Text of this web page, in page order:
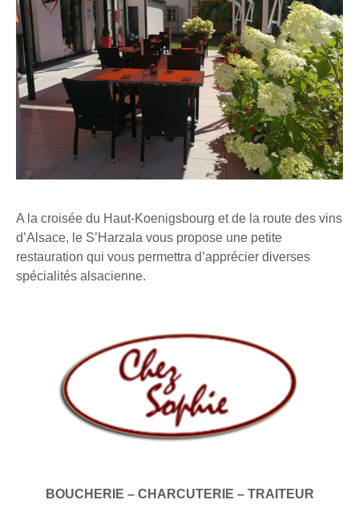
A la croisée du Haut-Koenigsbourg et de la route des vins
d’Alsace, le S’Harzala vous propose une petite
restauration qui vous permettra d’apprécier diverses
spécialités alsacienne.
BOUCHERIE – CHARCUTERIE – TRAITEUR